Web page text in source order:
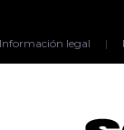
Información legal |